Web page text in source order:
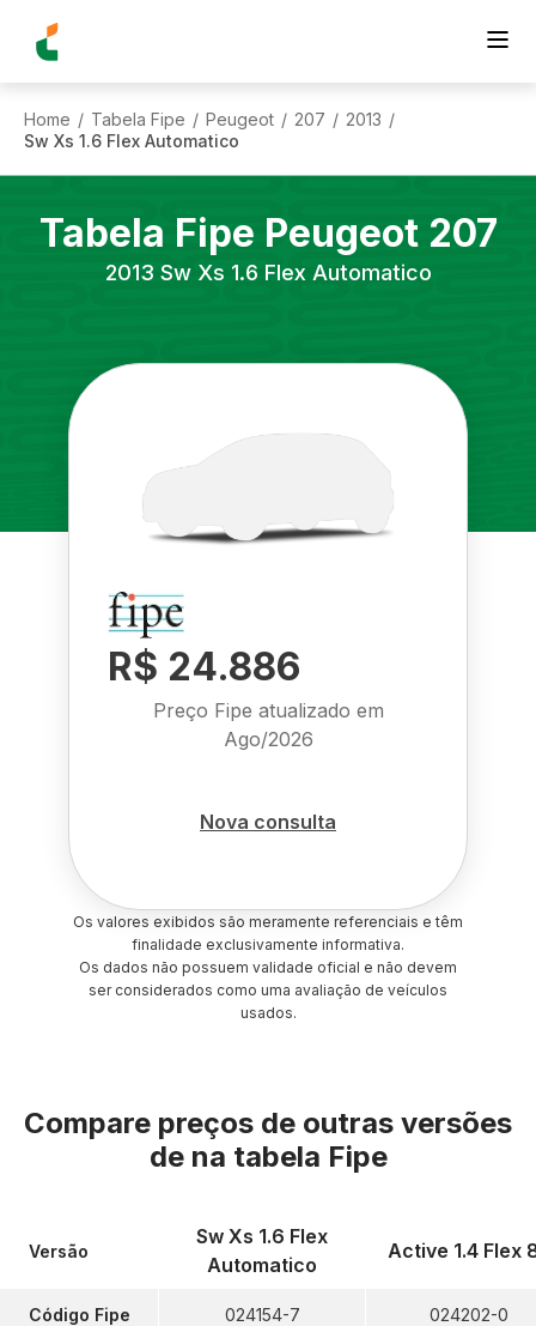
Home / Tabela Fipe / Peugeot / 207 / 2013 /
Sw Xs 1.6 Flex Automatico
Tabela Fipe Peugeot 207
2013 Sw Xs 1.6 Flex Automatico
R$ 24.886
Preço Fipe atualizado em
Ago/2026
Nova consulta
Os valores exibidos são meramente referenciais e têm
finalidade exclusivamente informativa.
Os dados não possuem validade oficial e não devem
ser considerados como uma avaliação de veículos
usados.
Compare preços de outras versões
de na tabela Fipe
Versão
Código Fipe
Sw Xs 1.6 Flex
Automatico
024154-7
Active 1.4 Flex
024202-0